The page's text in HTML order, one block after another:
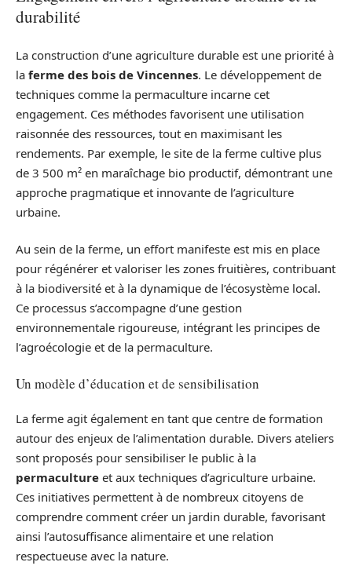
durabilité
La construction d’une agriculture durable est une priorité à
la ferme des bois de Vincennes. Le développement de
techniques comme la permaculture incarne cet
engagement. Ces méthodes favorisent une utilisation
raisonnée des ressources, tout en maximisant les
rendements. Par exemple, le site de la ferme cultive plus
de 3 500 m² en maraîchage bio productif, démontrant une
approche pragmatique et innovante de l’agriculture
urbaine.
Au sein de la ferme, un effort manifeste est mis en place
pour régénérer et valoriser les zones fruitières, contribuant
à la biodiversité et à la dynamique de l’écosystème local.
Ce processus s’accompagne d’une gestion
environnementale rigoureuse, intégrant les principes de
l’agroécologie et de la permaculture.
Un modèle d’éducation et de sensibilisation
La ferme agit également en tant que centre de formation
autour des enjeux de l’alimentation durable. Divers ateliers
sont proposés pour sensibiliser le public à la
permaculture et aux techniques d’agriculture urbaine.
Ces initiatives permettent à de nombreux citoyens de
comprendre comment créer un jardin durable, favorisant
ainsi l’autosuffisance alimentaire et une relation
respectueuse avec la nature.